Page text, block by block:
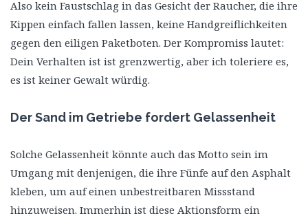
Also kein Faustschlag in das Gesicht der Raucher, die ihre
Kippen einfach fallen lassen, keine Handgreiflichkeiten
gegen den eiligen Paketboten. Der Kompromiss lautet:
Dein Verhalten ist ist grenzwertig, aber ich toleriere es,
es ist keiner Gewalt würdig.
Der Sand im Getriebe fordert Gelassenheit
Solche Gelassenheit könnte auch das Motto sein im
Umgang mit denjenigen, die ihre Fünfe auf den Asphalt
kleben, um auf einen unbestreitbaren Missstand
hinzuweisen. Immerhin ist diese Aktionsform ein